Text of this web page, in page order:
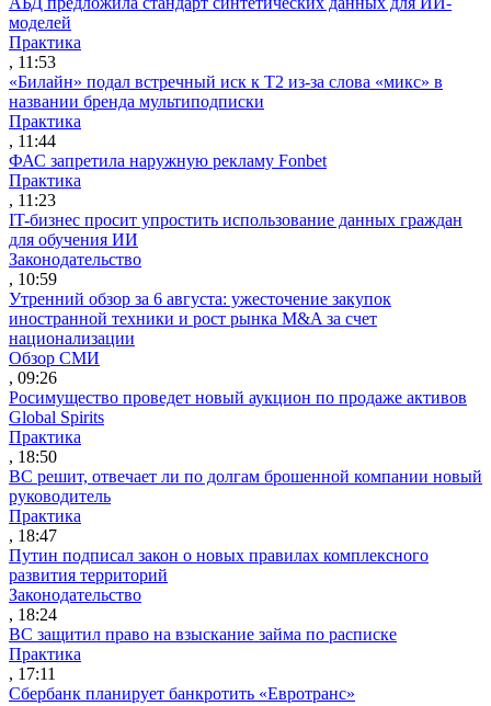
моделей
Практика
, 11:53
«Билайн» подал встречный иск к Т2 из-за слова «микс» в
названии бренда мультиподписки
Практика
, 11:44
ФАС запретила наружную рекламу Fonbet
Практика
, 11:23
IT-бизнес просит упростить использование данных граждан
для обучения ИИ
Законодательство
, 10:59
Утренний обзор за 6 августа: ужесточение закупок
иностранной техники и рост рынка M&A за счет
национализации
Обзор СМИ
, 09:26
Росимущество проведет новый аукцион по продаже активов
Global Spirits
Практика
, 18:50
ВС решит, отвечает ли по долгам брошенной компании новый
руководитель
Практика
, 18:47
Путин подписал закон о новых правилах комплексного
развития территорий
Законодательство
, 18:24
ВС защитил право на взыскание займа по расписке
Практика
, 17:11
Сбербанк планирует банкротить «Евротранс»